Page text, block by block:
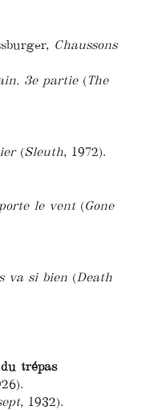
Chaussons
3e partie(The
(Sleuth, 1972).
le vent (Gone
va si bien(Death
trépas
, 1932).